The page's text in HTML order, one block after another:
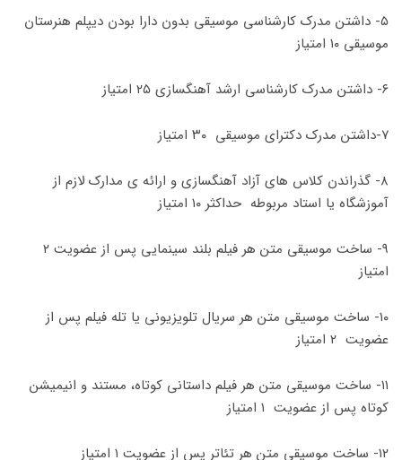
۵- داشتن مدرک کارشناسی موسیقی بدون دارا بودن دیپلم هنرستان
موسیقی ۱۰ امتیاز
۶- داشتن مدرک کارشناسی ارشد آهنگسازی ۲۵ امتیاز
۷-داشتن مدرک دکترای موسیقی ۳۰ امتیاز
۸- گذراندن کلاس های آزاد آهنگسازی و ارائه ی مدارک لازم از
آموزشگاه یا استاد مربوطه حداکثر ۱۰ امتیاز
۹- ساخت موسیقی متن هر فیلم بلند سینمایی پس از عضویت ۲
امتیاز
۱۰- ساخت موسیقی متن هر سریال تلویزیونی یا تله فیلم پس از
عضویت ۲ امتیاز
۱۱- ساخت موسیقی متن هر فیلم داستانی کوتاه، مستند و انیمیشن
کوتاه پس از عضویت ۱ امتیاز
۱۲- ساخت موسیقی متن هر تئاتر پس از عضویت ۱ امتیاز